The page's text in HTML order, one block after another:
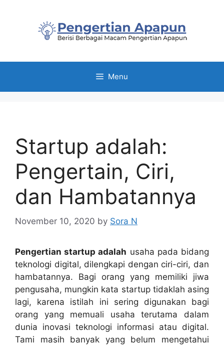
Menu
Startup adalah:
Pengertain, Ciri,
dan Hambatannya
November 10, 2020 by Sora N
Pengertian startup adalah usaha pada bidang
teknologi digital, dilengkapi dengan ciri-ciri, dan
hambatannya. Bagi orang yang memiliki jiwa
pengusaha, mungkin kata startup tidaklah asing
lagi, karena istilah ini sering digunakan bagi
orang yang memuali usaha terutama dalam
dunia inovasi teknologi informasi atau digital.
Tami masih banyak yang belum mengetahui